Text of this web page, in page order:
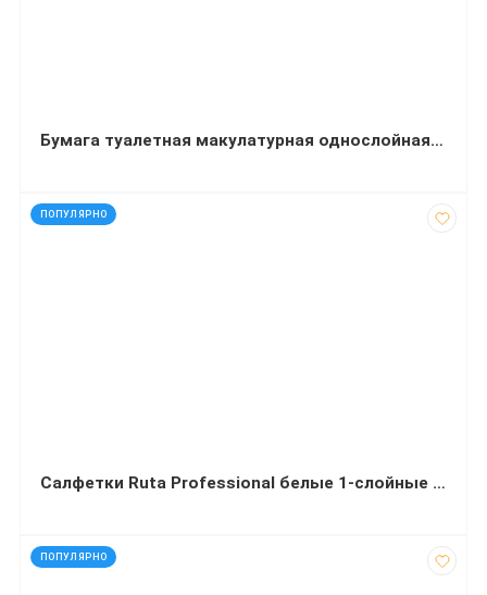
Бумага туалетная макулатурная однослойная в рулоне Jumbo 120 м 190х90 мм (упаковка 8 шт.)
ПОПУЛЯРНО
код: 40830
Салфетки Ruta Professional белые 1-слойные 24х24 450 л
ПОПУЛЯРНО
код: 12215